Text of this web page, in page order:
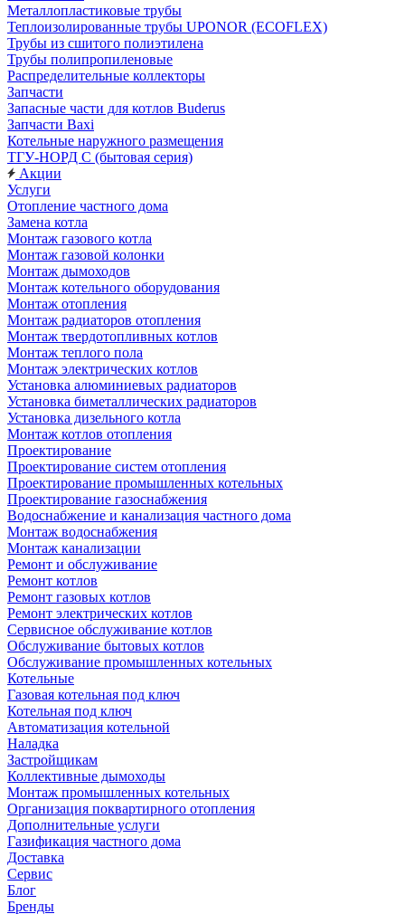
Металлопластиковые трубы
Теплоизолированные трубы UPONOR (ECOFLEX)
Трубы из сшитого полиэтилена
Трубы полипропиленовые
Распределительные коллекторы
Запчасти
Запасные части для котлов Buderus
Запчасти Baxi
Котельные наружного размещения
ТГУ-НОРД С (бытовая серия)
Акции
Услуги
Отопление частного дома
Замена котла
Монтаж газового котла
Монтаж газовой колонки
Монтаж дымоходов
Монтаж котельного оборудования
Монтаж отопления
Монтаж радиаторов отопления
Монтаж твердотопливных котлов
Монтаж теплого пола
Монтаж электрических котлов
Установка алюминиевых радиаторов
Установка биметаллических радиаторов
Установка дизельного котла
Монтаж котлов отопления
Проектирование
Проектирование систем отопления
Проектирование промышленных котельных
Проектирование газоснабжения
Водоснабжение и канализация частного дома
Монтаж водоснабжения
Монтаж канализации
Ремонт и обслуживание
Ремонт котлов
Ремонт газовых котлов
Ремонт электрических котлов
Сервисное обслуживание котлов
Обслуживание бытовых котлов
Обслуживание промышленных котельных
Котельные
Газовая котельная под ключ
Котельная под ключ
Автоматизация котельной
Наладка
Застройщикам
Коллективные дымоходы
Монтаж промышленных котельных
Организация поквартирного отопления
Дополнительные услуги
Газификация частного дома
Доставка
Сервис
Блог
Бренды